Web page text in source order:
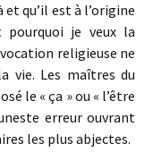
qu’il est à l’origine
pourquoi je veux la
religieuse ne
vie. Les maîtres du
le « ça » ou « l’être
erreur ouvrant
les plus abjectes.